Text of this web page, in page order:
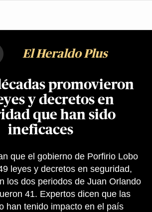
El Heraldo Plus
promovieron
y decretos en
que han sido
ineficaces
que el gobierno de Porfirio Lobo
leyes y decretos en seguridad,
los dos periodos de Juan Orlando
41. Expertos dicen que las
han tenido impacto en el país